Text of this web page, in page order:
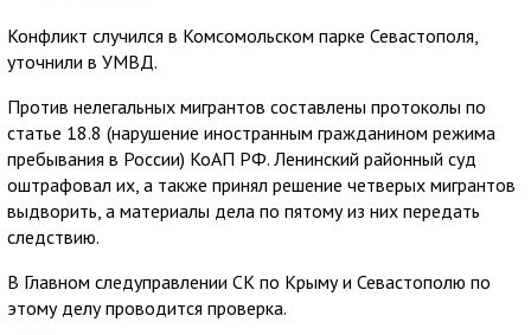
Конфликт случился в Комсомольском парке Севастополя,
уточнили в УМВД.
Против нелегальных мигрантов составлены протоколы по
статье 18.8 (нарушение иностранным гражданином режима
пребывания в России) КоАП РФ. Ленинский районный суд
оштрафовал их, а также принял решение четверых мигрантов
выдворить, а материалы дела по пятому из них передать
следствию.
В Главном следуправлении СК по Крыму и Севастополю по
этому делу проводится проверка.